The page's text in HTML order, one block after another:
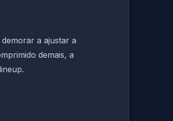
a ajustar a
demais, a